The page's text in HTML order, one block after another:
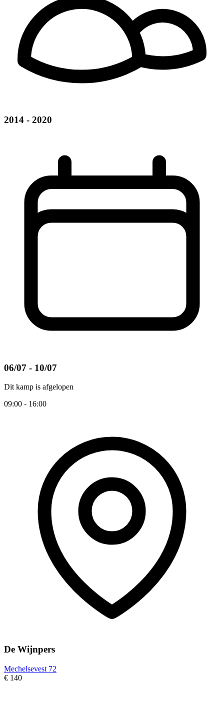
2014 - 2020
06/07 - 10/07
Dit kamp is afgelopen
09:00 - 16:00
De Wijnpers
Mechelsevest 72
€ 140